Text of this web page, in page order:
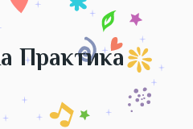
Практика